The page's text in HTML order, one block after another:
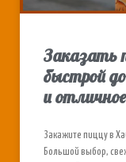
Заказать
быстрой
и
Закажите пиццу в
Большой выбор,